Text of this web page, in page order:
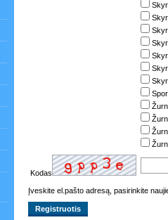
Kodas
Įveskite el.pašto adresą, pasirinkite